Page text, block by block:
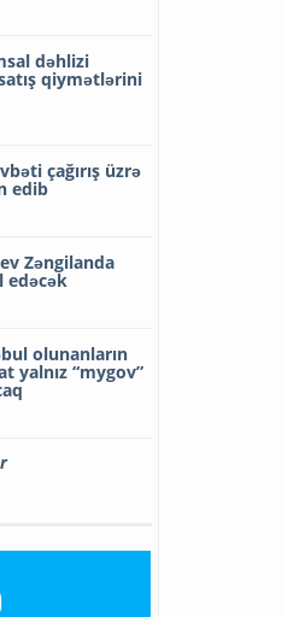
dəhlizi
qiymətlərini
çağırış üzrə
edib
Zəngilanda
edəcək
olunanların
yalnız “mygov”